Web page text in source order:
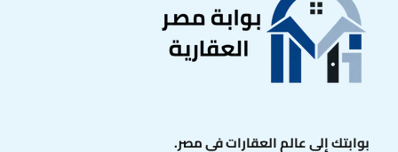
بوابتك إلى عالم العقارات في مصر.